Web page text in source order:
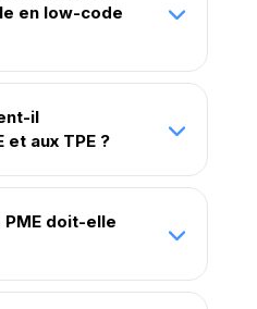
en low-code
il
et aux TPE ?
doit-elle